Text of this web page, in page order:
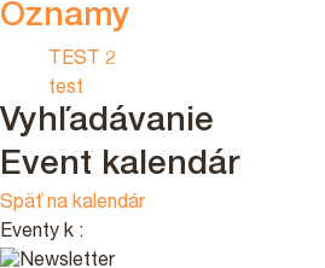
Oznamy
TEST 2
test
Vyhľadávanie
Event kalendár
Späť na kalendár
Eventy k :